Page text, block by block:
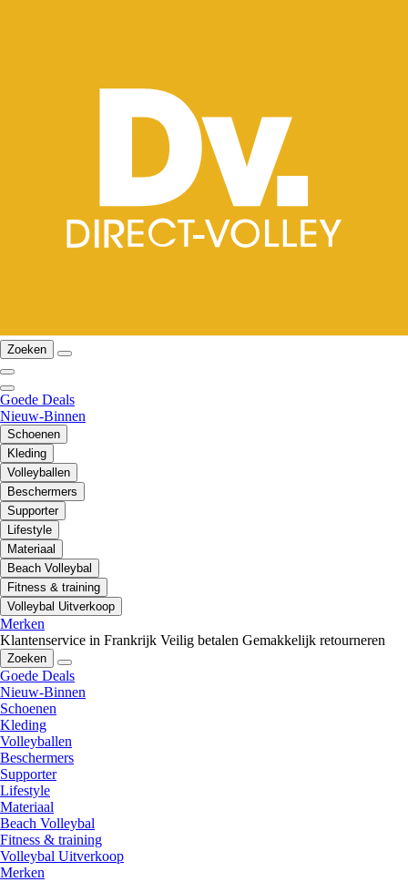
Zoeken
Goede Deals
Nieuw-Binnen
Schoenen
Kleding
Volleyballen
Beschermers
Supporter
Lifestyle
Materiaal
Beach Volleybal
Fitness & training
Volleybal Uitverkoop
Merken
Klantenservice in Frankrijk Veilig betalen Gemakkelijk retourneren
Zoeken
Goede Deals
Nieuw-Binnen
Schoenen
Kleding
Volleyballen
Beschermers
Supporter
Lifestyle
Materiaal
Beach Volleybal
Fitness & training
Volleybal Uitverkoop
Merken